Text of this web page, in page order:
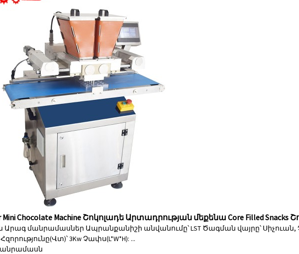
Mini Chocolate Machine Շոկոլադե Արտադրության մեքենա Core Filled
Արագ մանրամասներ Ապրանքանիշի անվանումը՝ LST Ծագման վայրը՝ Սիչուան,
3Kw Չափս(L*W*H): ...